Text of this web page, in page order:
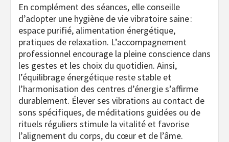
En complément des séances, elle conseille
d’adopter une hygiène de vie vibratoire saine :
espace purifié, alimentation énergétique,
pratiques de relaxation. L’accompagnement
professionnel encourage la pleine conscience dans
les gestes et les choix du quotidien. Ainsi,
l’équilibrage énergétique reste stable et
l’harmonisation des centres d’énergie s’affirme
durablement. Élever ses vibrations au contact de
sons spécifiques, de méditations guidées ou de
rituels réguliers stimule la vitalité et favorise
l’alignement du corps, du cœur et de l’âme.